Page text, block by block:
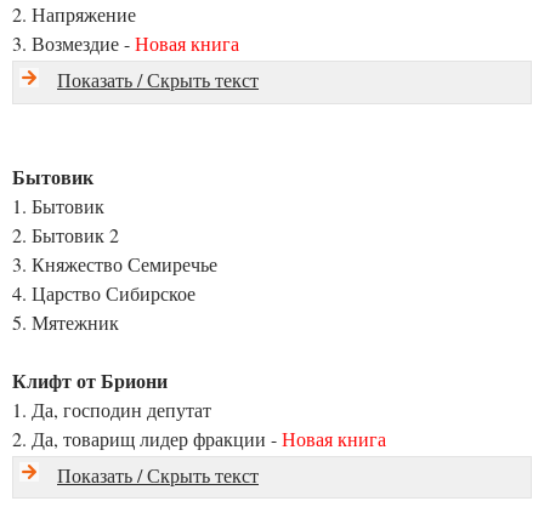
2. Напряжение
3. Возмездие -Новая книга
Показать / Скрыть текст
Бытовик
1. Бытовик
2. Бытовик 2
3. Княжество Семиречье
4. Царство Сибирское
5. Мятежник
Клифт от Бриони
1. Да, господин депутат
2. Да, товарищ лидер фракции -Новая книга
Показать / Скрыть текст